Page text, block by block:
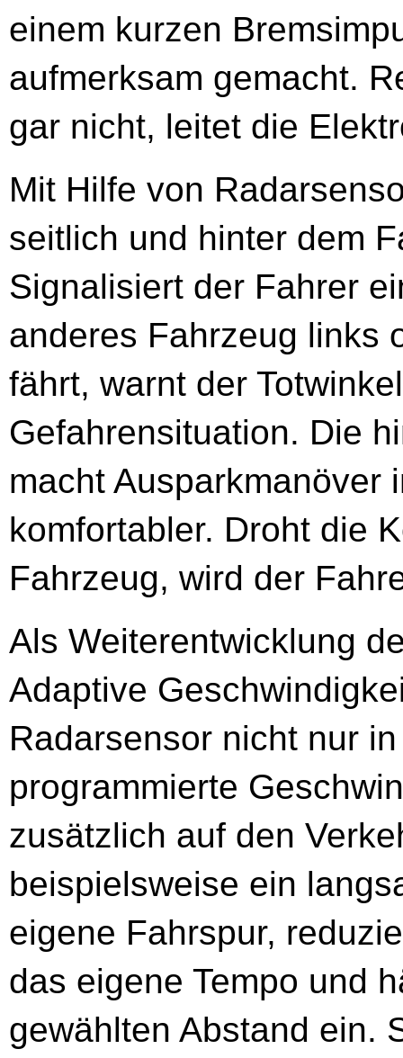
einem kurzen
aufmerksam gemacht.
gar nicht, leitet die
Mit Hilfe von
seitlich und hinter dem
Signalisiert der Fahrer
anderes Fahrzeug links
fährt, warnt der
Gefahrensituation. Die
macht Ausparkmanöver
komfortabler. Droht die
Fahrzeug, wird der
Als Weiterentwicklung
Adaptive
Radarsensor nicht nur
programmierte
zusätzlich auf den
beispielsweise ein
eigene Fahrspur,
das eigene Tempo und
gewählten Abstand ein.